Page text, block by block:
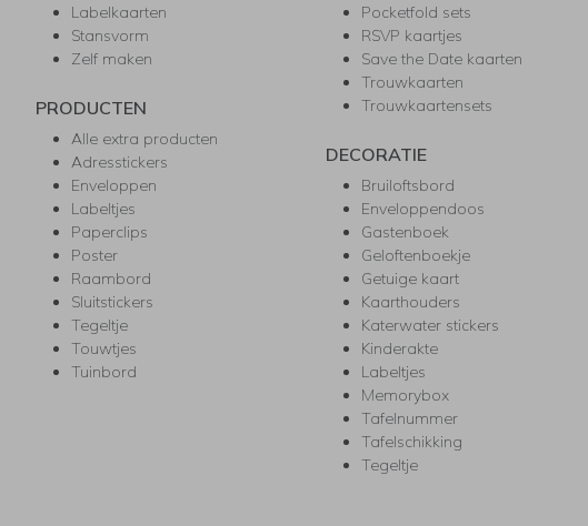
Labelkaarten
Stansvorm
Zelf maken
PRODUCTEN
Alle extra producten
Adresstickers
Enveloppen
Labeltjes
Paperclips
Poster
Raambord
Sluitstickers
Tegeltje
Touwtjes
Tuinbord
Pocketfold sets
RSVP kaartjes
Save the Date kaarten
Trouwkaarten
Trouwkaartensets
DECORATIE
Bruiloftsbord
Enveloppendoos
Gastenboek
Geloftenboekje
Getuige kaart
Kaarthouders
Katerwater stickers
Kinderakte
Labeltjes
Memorybox
Tafelnummer
Tafelschikking
Tegeltje